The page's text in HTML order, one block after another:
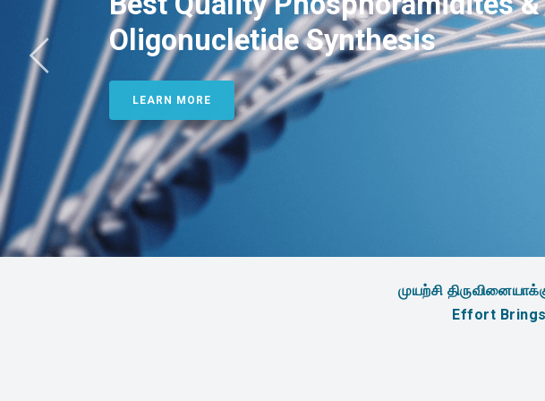
Oligonucletide Synthesis
LEARN MORE
முயற்சி
Effort